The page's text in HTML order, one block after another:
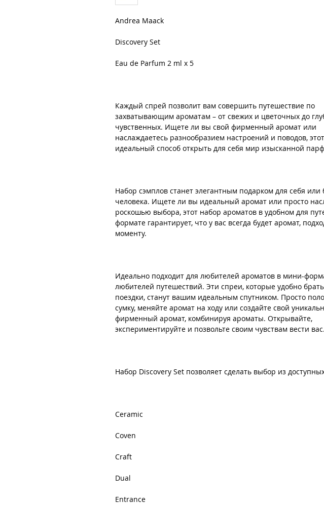
Andrea Maack
Discovery Set
Eau de Parfum 2 ml x 5
Каждый спрей позволит вам совершить путешествие по
захватывающим ароматам – от свежих и цветочных до
чувственных. Ищете ли вы свой фирменный аромат или
наслаждаетесь разнообразием настроений и поводов,
идеальный способ открыть для себя мир изысканной
Набор сэмплов станет элегантным подарком для себя или
человека. Ищете ли вы идеальный аромат или просто
роскошью выбора, этот набор ароматов в удобном для
формате гарантирует, что у вас всегда будет аромат,
моменту.
Идеально подходит для любителей ароматов в мини-
любителей путешествий. Эти спреи, которые удобно
поездки, станут вашим идеальным спутником. Просто
сумку, меняйте аромат на ходу или создайте свой
фирменный аромат, комбинируя ароматы. Открывайте,
экспериментируйте и позвольте своим чувствам вести вас.
Набор Discovery Set позволяет сделать выбор из
Ceramic
Coven
Craft
Dual
Entrance